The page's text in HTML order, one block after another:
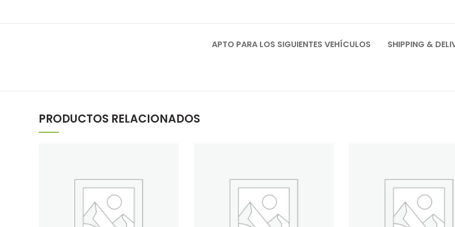
APTO PARA LOS SIGUIENTES VEHÍCULOS SHIPPING &
PRODUCTOS RELACIONADOS